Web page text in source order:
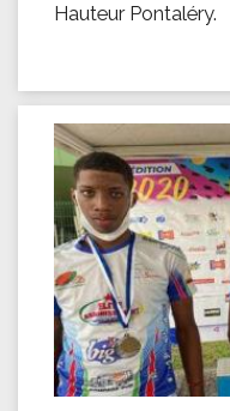
Hauteur Pontaléry.